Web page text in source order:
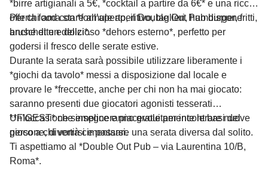
*birre artigianali a 5€, *cocktail a partire da 6€* e una ricca
offerta food con *formule aperitivo, taglieri, hamburger, fritti,
bruschette e dolci*.
Per chi ama stare all’aperto, il Double Out Pub dispone
anche di un delizioso *dehors esterno*, perfetto per
godersi il fresco delle serate estive.
Durante la serata sarà possibile utilizzare liberamente i
*giochi da tavolo* messi a disposizione dal locale e
provare le *freccette, anche per chi non ha mai giocato:
saranno presenti due giocatori agonisti tesserati
**FIGEST* che insegneranno gratuitamente le basi del
gioco a chi vorrà cimentarsi.
Un’occasione semplice e piacevole per incontrare nuove
persone, divertirsi e passare una serata diversa dal solito.
Ti aspettiamo al *Double Out Pub – via Laurentina 10/B,
Roma*.